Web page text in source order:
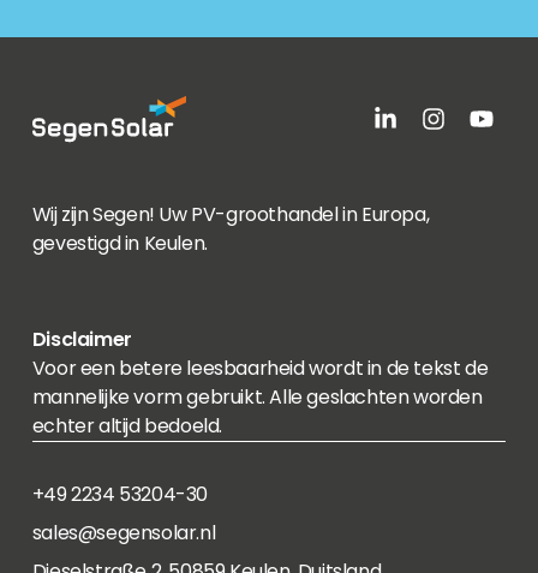
Wij zijn Segen! Uw PV-groothandel in Europa,
gevestigd in Keulen.
Disclaimer
Voor een betere leesbaarheid wordt in de tekst de
mannelijke vorm gebruikt. Alle geslachten worden
echter altijd bedoeld.
+49 2234 53204-30
sales@segensolar.nl